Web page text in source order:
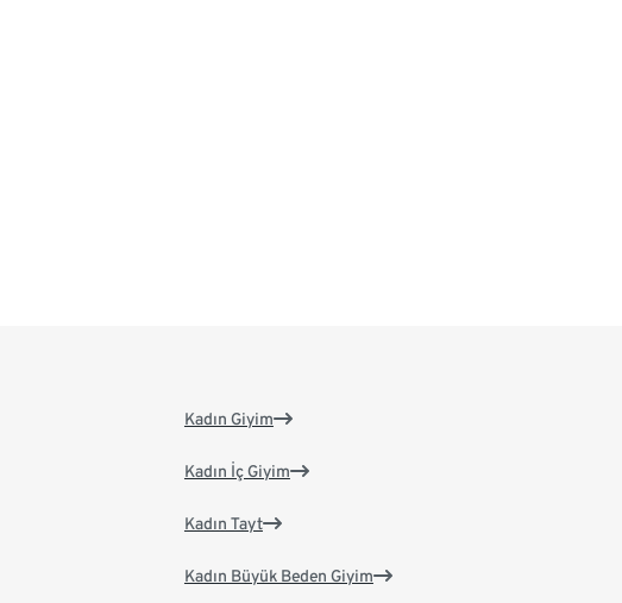
Kadın Giyim
Kadın İç Giyim
Kadın Tayt
Kadın Büyük Beden Giyim